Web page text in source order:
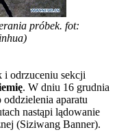
próbek. fot:
i odrzuceniu sekcji
. W dniu 16 grudnia
aparatu
nastąpi lądowanie
(Siziwang Banner).